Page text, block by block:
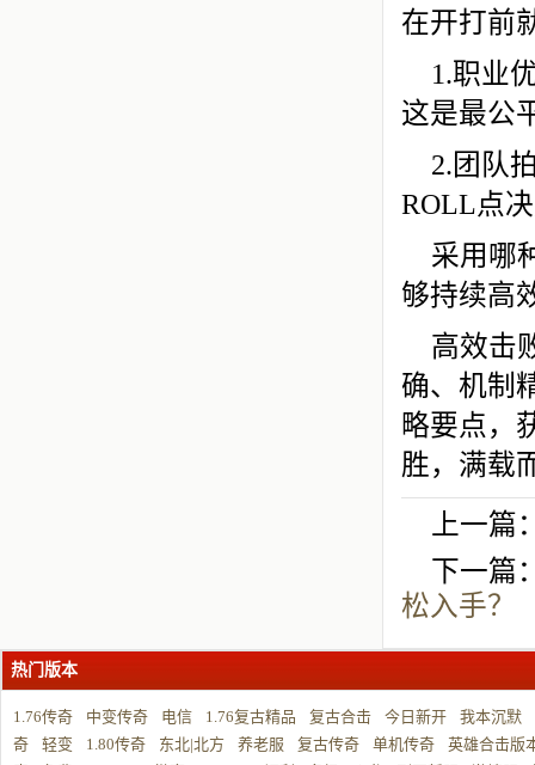
在开打前
1.职业
这是最公
2.团队
ROLL点
采用哪
够持续高
高效击
确、机制
略要点，
胜，满载
上一篇
下一篇
松入手？
热门版本
1.76传奇 中变传奇 电信 1.76复古精品 复古合击 今日新开
我本沉默
奇
轻变 1.80传奇 东北|北方 养老服 复古传奇 单机传奇
英雄合击版